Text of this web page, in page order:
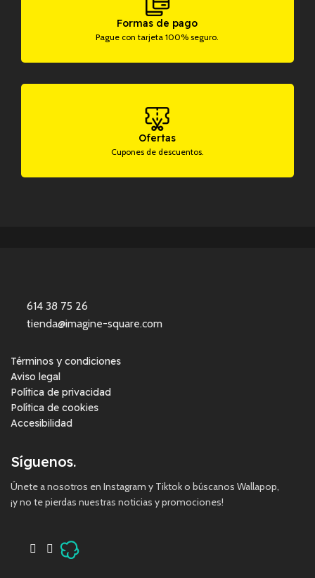
Formas de pago
Pague con tarjeta 100% seguro.
Ofertas
Cupones de descuentos.
614 38 75 26
tienda@imagine-square.com
Términos y condiciones
Aviso legal
Política de privacidad
Política de cookies
Accesibilidad
Síguenos.
Únete a nosotros en Instagram y Tiktok o búscanos Wallapop,
¡y no te pierdas nuestras noticias y promociones!